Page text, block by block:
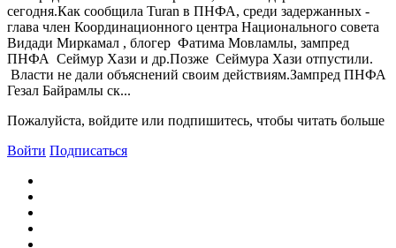
сегодня.Как сообщила Turan в ПНФА, среди задержанных -
глава член Координационного центра Национального совета
Видади Миркамал , блогер Фатима Мовламлы, зампред
ПНФА Сеймур Хази и др.Позже Сеймура Хази отпустили.
Власти не дали объяснений своим действиям.Зампред ПНФА
Гезал Байрамлы ск...
Пожалуйста, войдите или подпишитесь, чтобы читать больше
Войти Подписаться